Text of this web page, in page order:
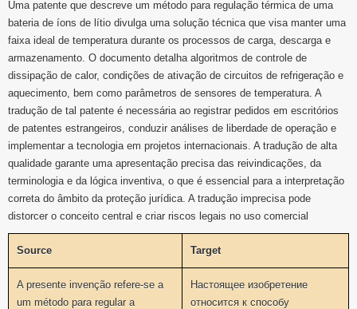
Uma patente que descreve um método para regulação térmica de uma
bateria de íons de lítio divulga uma solução técnica que visa manter uma
faixa ideal de temperatura durante os processos de carga, descarga e
armazenamento. O documento detalha algoritmos de controle de
dissipação de calor, condições de ativação de circuitos de refrigeração e
aquecimento, bem como parâmetros de sensores de temperatura. A
tradução de tal patente é necessária ao registrar pedidos em escritórios
de patentes estrangeiros, conduzir análises de liberdade de operação e
implementar a tecnologia em projetos internacionais. A tradução de alta
qualidade garante uma apresentação precisa das reivindicações, da
terminologia e da lógica inventiva, o que é essencial para a interpretação
correta do âmbito da proteção jurídica. A tradução imprecisa pode
distorcer o conceito central e criar riscos legais no uso comercial
Source Target
A presente invenção refere-se a
um método para regular a
Настоящее изобретение
относится к способу